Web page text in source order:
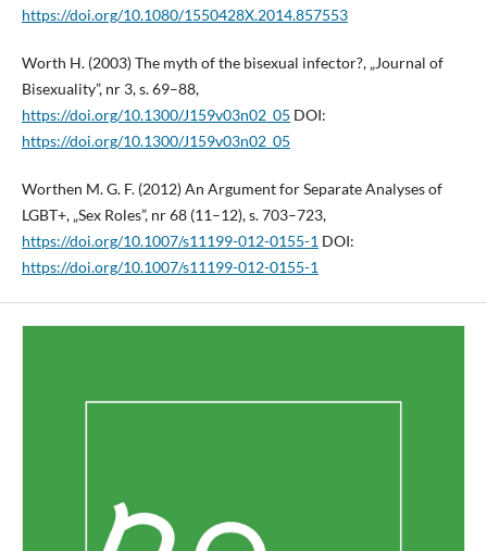
https://doi.org/10.1080/1550428X.2014.857553
Worth H. (2003) The myth of the bisexual infector?, „Journal of
Bisexuality”, nr 3, s. 69–88,
https://doi.org/10.1300/J159v03n02_05 DOI:
https://doi.org/10.1300/J159v03n02_05
Worthen M. G. F. (2012) An Argument for Separate Analyses of
LGBT+, „Sex Roles”, nr 68 (11–12), s. 703–723,
https://doi.org/10.1007/s11199-012-0155-1 DOI:
https://doi.org/10.1007/s11199-012-0155-1